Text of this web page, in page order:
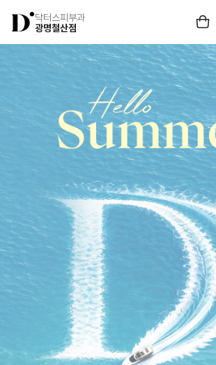
닥터스피부과
광명철산점